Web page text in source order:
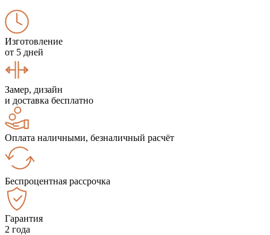
Изготовление
от 5 дней
Замер, дизайн
и доставка бесплатно
Оплата наличными, безналичный расчёт
Беспроцентная рассрочка
Гарантия
2 года